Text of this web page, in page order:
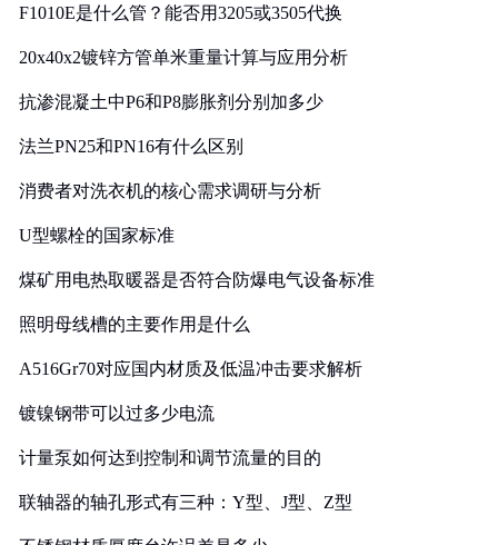
F1010E是什么管？能否用3205或3505代换
20x40x2镀锌方管单米重量计算与应用分析
抗渗混凝土中P6和P8膨胀剂分别加多少
法兰PN25和PN16有什么区别
消费者对洗衣机的核心需求调研与分析
U型螺栓的国家标准
煤矿用电热取暖器是否符合防爆电气设备标准
照明母线槽的主要作用是什么
A516Gr70对应国内材质及低温冲击要求解析
镀镍钢带可以过多少电流
计量泵如何达到控制和调节流量的目的
联轴器的轴孔形式有三种：Y型、J型、Z型